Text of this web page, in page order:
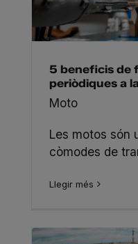
5 beneficis de
periòdiques a
Moto
Les motos són
còmodes de
Llegir més